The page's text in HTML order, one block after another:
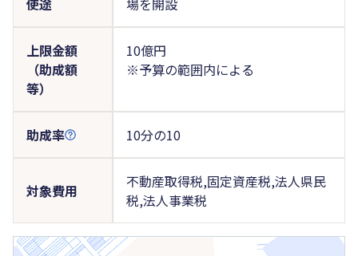
上限金額
（助成額
等）
10億円
※予算の範囲内による
助成率 10分の10
対象費用
不動産取得税,固定資産税,法人県民
税,法人事業税